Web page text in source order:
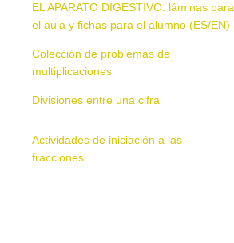
EL APARATO DIGESTIVO: láminas para
el aula y fichas para el alumno (ES/EN)
Colección de problemas de
multiplicaciones
Divisiones entre una cifra
Actividades de iniciación a las
fracciones